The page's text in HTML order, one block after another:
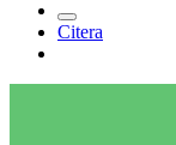
Citera